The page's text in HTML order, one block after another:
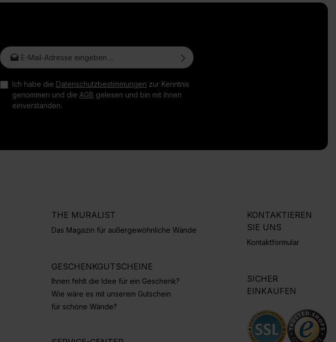
E-Mail-Adresse*
Ich habe die Datenschutzbestimmungen zur Kenntnis
genommen und die AGB gelesen und bin mit ihnen
einverstanden.
THE MURALIST
Das Magazin für außergewöhnliche Wände
GESCHENKGUTSCHEINE
Ihnen fehlt die Idee für ein Geschenk?
Wie wäre es mit unserem Gutschein
für schöne Wände?
KONTAKTIEREN
SIE UNS
Kontaktformular
SICHER
EINKAUFEN